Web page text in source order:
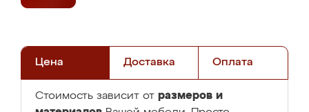
Цена Доставка Оплата
Стоимость зависит от размеров и